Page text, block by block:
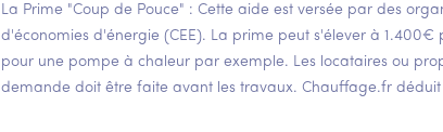
La Prime "Coup de Pouce" : Cette aide est versée par des
d'économies d'énergie (CEE). La prime peut s'élever à
pour une pompe à chaleur par exemple. Les locataires ou
demande doit être faite avant les travaux. Chauffage.fr